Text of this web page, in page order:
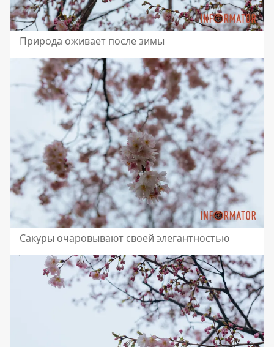
Природа оживает после зимы
Сакуры очаровывают своей элегантностью